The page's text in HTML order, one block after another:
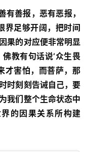
有善报，恶有恶报，
界足够开阔，把时间
果的对应便非常明显
教有句话说‘众生畏
才害怕，而菩萨，那
时刻刻告诫自己，要
我们整个生命状态中
的因果关系所构建